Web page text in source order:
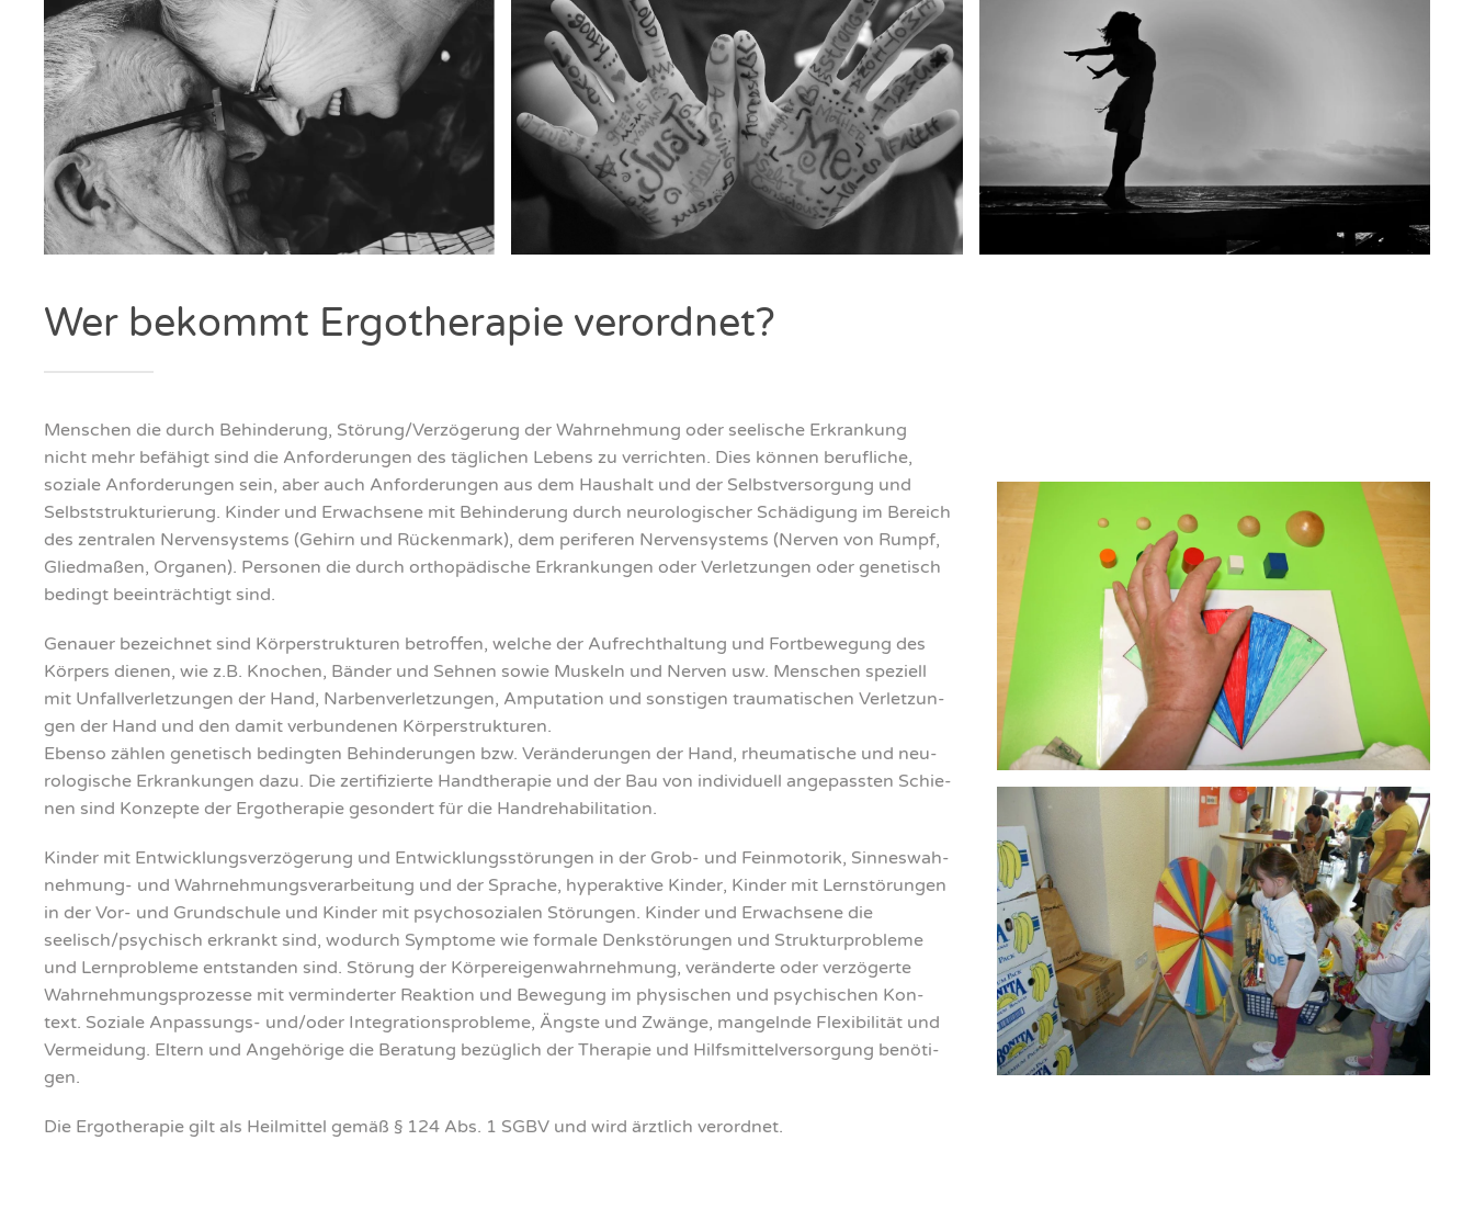
Kör­per­li­che und kogni­ti­ve Fähig­kei­ten wer­den
erhal­ten und den alters­be­ding­ten Abbau­pro­
zes­sen wird ent­ge­gen­ge­wirkt.
Die Hand­the­ra­pie bie­tet ein brei­tes Spek­trum
an Befund­in­stru­men­ten und dar­auf auf­bau­
en­den The­ra­pien für die Handreha­bi­li­ta­ti­on.
Tech­ni­sches know-how gekop­pelt mit lern­
the­ra­peu­ti­schen Maß­nah­men füh­ren hier zu
maß­geb­li­chen und mess­ba­ren Erfol­gen.
Wer bekommt Ergo­the­ra­pie ver­ord­net?
Men­schen die durch Behin­de­rung, Störung/Verzögerung der Wahr­neh­mung oder see­li­sche Erkran­kung
nicht mehr befä­higt sind die Anfor­de­run­gen des täg­li­chen Lebens zu ver­rich­ten. Dies kön­nen beruf­li­che,
sozia­le Anfor­de­run­gen sein, aber auch Anfor­de­run­gen aus dem Haus­halt und der Selbst­ver­sor­gung und
Selbst­struk­tu­rie­rung. Kin­der und Erwach­se­ne mit Behin­de­rung durch neu­ro­lo­gi­scher Schä­di­gung im Bereich
des zen­tra­len Ner­ven­sys­tems (Gehirn und Rücken­mark), dem perife­ren Ner­ven­sys­tems (Ner­ven von Rumpf,
Glied­ma­ßen, Orga­nen). Per­so­nen die durch ortho­pä­di­sche Erkran­kun­gen oder Ver­let­zun­gen oder gene­tisch
bedingt beein­träch­tigt sind.
Genau­er bezeich­net sind Kör­per­struk­tu­ren betrof­fen, wel­che der Auf­recht­hal­tung und Fort­be­we­gung des
Kör­pers die­nen, wie z.B. Kno­chen, Bän­der und Seh­nen sowie Mus­keln und Ner­ven usw. Men­schen spe­zi­ell
mit Unfall­ver­let­zun­gen der Hand, Nar­ben­ver­let­zun­gen, Ampu­ta­ti­on und sons­ti­gen trau­ma­ti­schen Ver­let­zun­
gen der Hand und den damit ver­bun­de­nen Kör­per­struk­tu­ren.
Eben­so zäh­len gene­tisch beding­ten Behin­de­run­gen bzw. Ver­än­de­run­gen der Hand, rheu­ma­ti­sche und neu­
ro­lo­gi­sche Erkran­kun­gen dazu. Die zer­ti­fi­zier­te Hand­the­ra­pie und der Bau von indi­vi­du­ell ange­pass­ten Schie­
nen sind Kon­zep­te der Ergo­the­ra­pie geson­dert für die Handreha­bi­li­ta­ti­on.
Kin­der mit Ent­wick­lungs­ver­zö­ge­rung und Ent­wick­lungs­stö­run­gen in der Grob- und Fein­mo­to­rik, Sin­nes­wah­
neh­mung- und Wahr­neh­mungs­ver­ar­bei­tung und der Spra­che, hyper­ak­ti­ve Kin­der, Kin­der mit Lern­stö­run­gen
in der Vor- und Grund­schu­le und Kin­der mit psy­cho­so­zia­len Stö­run­gen. Kin­der und Erwach­se­ne die
seelisch/psychisch erkrankt sind, wodurch Sym­pto­me wie for­ma­le Denk­stö­run­gen und Struk­tur­pro­ble­me
und Lern­pro­ble­me ent­stan­den sind. Stö­rung der Kör­per­ei­gen­wahr­neh­mung, ver­än­der­te oder ver­zö­ger­te
Wahr­neh­mungs­pro­zes­se mit ver­min­der­ter Reak­ti­on und Bewe­gung im phy­si­schen und psy­chi­schen Kon­
text. Sozia­le Anpas­sungs- und/oder Inte­gra­ti­ons­pro­ble­me, Ängs­te und Zwän­ge, man­geln­de Fle­xi­bi­li­tät und
Ver­mei­dung. Eltern und Ange­hö­ri­ge die Bera­tung bezüg­lich der The­ra­pie und Hilfs­mit­tel­ver­sor­gung benö­ti­
gen.
Die Ergo­the­ra­pie gilt als Heil­mit­tel gemäß § 124 Abs. 1 SGBV und wird ärzt­lich ver­ord­net.